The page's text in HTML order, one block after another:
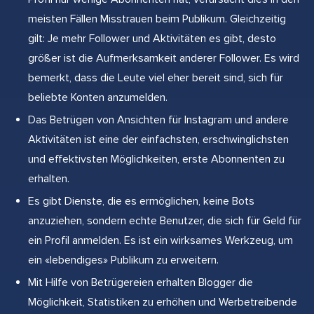
meisten Fällen Misstrauen beim Publikum. Gleichzeitig
gilt: Je mehr Follower und Aktivitäten es gibt, desto
größer ist die Aufmerksamkeit anderer Follower. Es wird
bemerkt, dass die Leute viel eher bereit sind, sich für
beliebte Konten anzumelden.
Das Betrügen von Ansichten für Instagram und andere
Aktivitäten ist eine der einfachsten, erschwinglichsten
und effektivsten Möglichkeiten, erste Abonnenten zu
erhalten.
Es gibt Dienste, die es ermöglichen, keine Bots
anzuziehen, sondern echte Benutzer, die sich für Geld für
ein Profil anmelden. Es ist ein wirksames Werkzeug, um
ein «lebendiges» Publikum zu erweitern.
Mit Hilfe von Betrügereien erhalten Blogger die
Möglichkeit, Statistiken zu erhöhen und Werbetreibende